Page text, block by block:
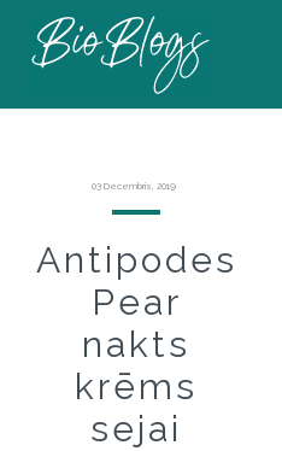
03 Decembris, 2019
Antipodes
Pear
nakts
krēms
sejai